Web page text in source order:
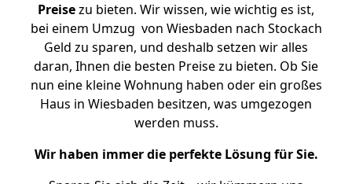
Preisezu bieten. Wir wissen, wie wichtig es ist,
bei einem Umzug von Wiesbaden nach Stockach
Geld zu sparen, und deshalb setzen wir alles
daran, Ihnen die besten Preise zu bieten. Ob Sie
nun eine kleine Wohnung haben oder ein großes
Haus in Wiesbaden besitzen, was umgezogen
werden muss.
Wir haben immer die perfekte Lösung für Sie.